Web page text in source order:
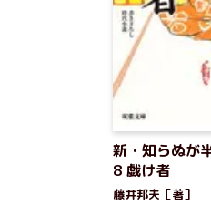
新・知らぬが
8 戯け者
藤井邦夫［著］